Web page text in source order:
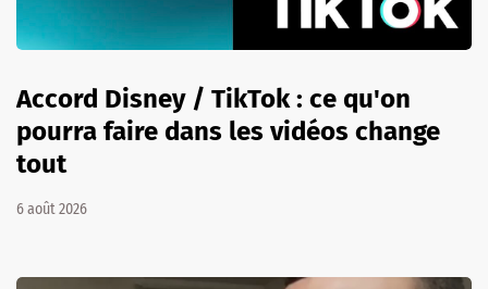
Accord Disney / TikTok : ce qu'on
pourra faire dans les vidéos change
tout
6 août 2026